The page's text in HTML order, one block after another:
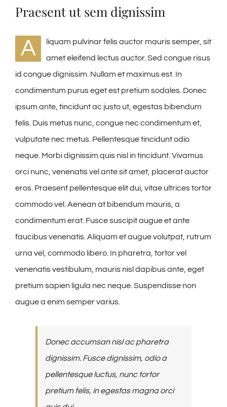
Praesent ut sem dignissim
A
liquam pulvinar felis auctor mauris semper, sit
amet eleifend lectus auctor. Sed congue risus
id congue dignissim. Nullam et maximus est. In
condimentum purus eget est pretium sodales. Donec
ipsum ante, tincidunt ac justo ut, egestas bibendum
felis. Duis metus nunc, congue nec condimentum et,
vulputate nec metus. Pellentesque tincidunt odio
neque. Morbi dignissim quis nisl in tincidunt. Vivamus
orci nunc, venenatis vel ante sit amet, placerat auctor
eros. Praesent pellentesque elit dui, vitae ultrices tortor
commodo vel. Aenean at bibendum mauris, a
condimentum erat. Fusce suscipit augue et ante
faucibus venenatis. Aliquam et augue volutpat, rutrum
urna vel, commodo libero. In pharetra, tortor vel
venenatis vestibulum, mauris nisl dapibus ante, eget
pretium sapien ligula nec neque. Suspendisse non
augue a enim semper varius.
Donec accumsan nisl ac pharetra
dignissim. Fusce dignissim, odio a
pellentesque luctus, nunc tortor
pretium felis, in egestas magna orci